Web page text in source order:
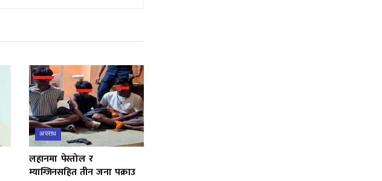
अपराध
लहानमा पेस्तोल र
म्याग्जिनसहित तीन जना पक्राउ